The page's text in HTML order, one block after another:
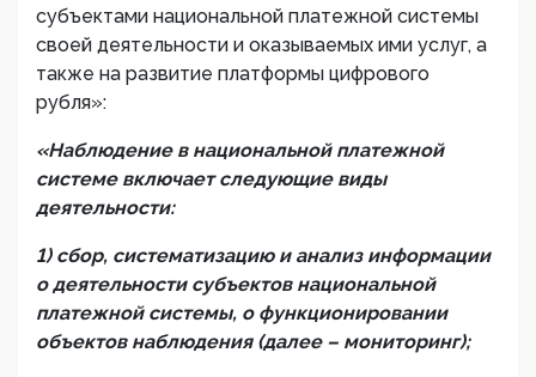
субъектами национальной платежной системы
своей деятельности и оказываемых ими услуг, а
также на развитие платформы цифрового
рубля»:
«Наблюдение в национальной платежной
системе включает следующие виды
деятельности:
1) сбор, систематизацию и анализ информации
о деятельности субъектов национальной
платежной системы, о функционировании
объектов наблюдения (далее – мониторинг);